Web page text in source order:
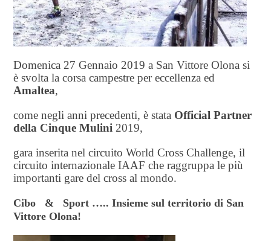
Domenica 27 Gennaio 2019 a San Vittore Olona si
è svolta la corsa campestre per eccellenza ed
Amaltea,
come negli anni precedenti, è stata Official Partner
della Cinque Mulini 2019,
gara inserita nel circuito World Cross Challenge, il
circuito internazionale IAAF che raggruppa le più
importanti gare del cross al mondo.
Cibo & Sport ….. Insieme sul territorio di San
Vittore Olona!